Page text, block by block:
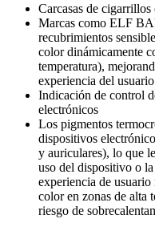
Carcasas de cigarrillos
Marcas como ELF
recubrimientos
color dinámicamente
temperatura),
experiencia del
Indicación de control
electrónicos
Los pigmentos
dispositivos
y auriculares), lo que
uso del dispositivo o
experiencia de
color en zonas de alta
riesgo de